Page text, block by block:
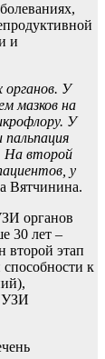
и
У
мазков на
У
На второй
у
Вятчинина.
органов
30 лет –
второй этап
способности к
УЗИ